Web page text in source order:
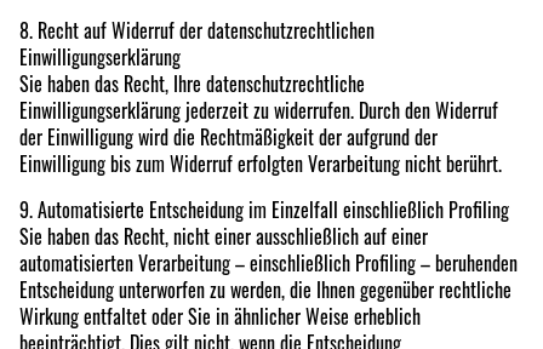
8. Recht auf Widerruf der datenschutzrechtlichen
Einwilligungserklärung
Sie haben das Recht, Ihre datenschutzrechtliche
Einwilligungserklärung jederzeit zu widerrufen. Durch den Widerruf
der Einwilligung wird die Rechtmäßigkeit der aufgrund der
Einwilligung bis zum Widerruf erfolgten Verarbeitung nicht berührt.
9. Automatisierte Entscheidung im Einzelfall einschließlich Profiling
Sie haben das Recht, nicht einer ausschließlich auf einer
automatisierten Verarbeitung – einschließlich Profiling – beruhenden
Entscheidung unterworfen zu werden, die Ihnen gegenüber rechtliche
Wirkung entfaltet oder Sie in ähnlicher Weise erheblich
beeinträchtigt. Dies gilt nicht, wenn die Entscheidung